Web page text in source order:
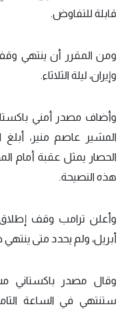
قابلة للتفاوض.
ومن المقرر أن ينتهي وقف
وإيران، ليلة الثلاثاء.
وأضاف مصدر أمني
المشير عاصم منير، أبلغ
الحصار يمثل عقبة أمام
هذه النصيحة.
أبريل، ولم يحدد متى ينتهي
وقال مصدر باكستاني
ستنتهي في الساعة